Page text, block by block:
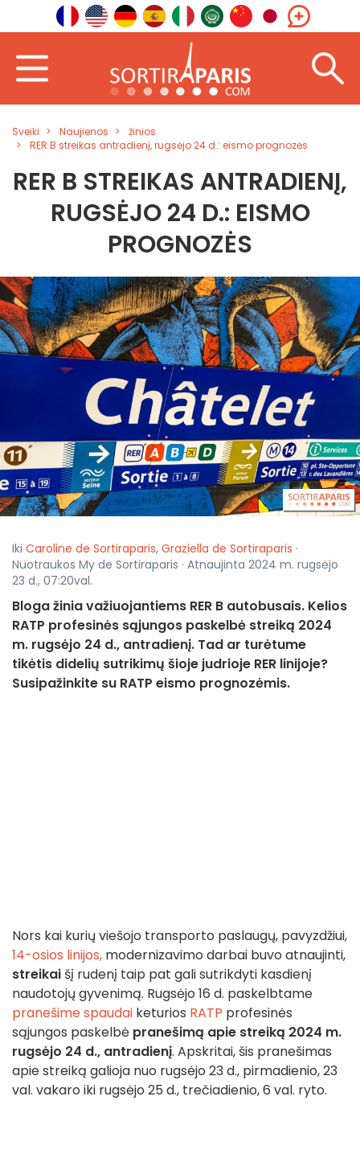
Sveiki Naujienos
žinios
RER B streikas antradienį, rugsėjo 24 d.: eismo prognozės
RER B STREIKAS ANTRADIENĮ,
RUGSĖJO 24 D.: EISMO
PROGNOZĖS
Iki Caroline de Sortiraparis, Graziella de Sortiraparis ·
Nuotraukos My de Sortiraparis · Atnaujinta 2024 m. rugsėjo
23 d., 07:20val.
Bloga žinia važiuojantiems RER B autobusais. Kelios
RATP profesinės sąjungos paskelbė streiką 2024
m. rugsėjo 24 d., antradienį. Tad ar turėtume
tikėtis didelių sutrikimų šioje judrioje RER linijoje?
Susipažinkite su RATP eismo prognozėmis.
Nors kai kurių viešojo transporto paslaugų, pavyzdžiui,
14-osios linijos, modernizavimo darbai buvo atnaujinti,
streikai šį rudenį taip pat gali sutrikdyti kasdienį
naudotojų gyvenimą. Rugsėjo 16 d. paskelbtame
pranešime spaudai keturios RATP profesinės
sąjungos paskelbė pranešimą apie streiką 2024 m.
rugsėjo 24 d., antradienį. Apskritai, šis pranešimas
apie streiką galioja nuo rugsėjo 23 d., pirmadienio, 23
val. vakaro iki rugsėjo 25 d., trečiadienio, 6 val. ryto.